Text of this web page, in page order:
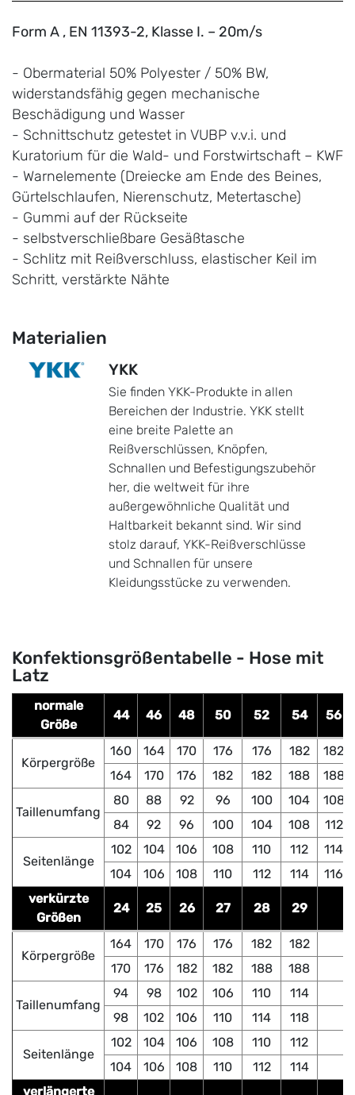
Form A , EN 11393-2, Klasse I. – 20m/s
- Obermaterial 50% Polyester / 50% BW,
widerstandsfähig gegen mechanische
Beschädigung und Wasser
- Schnittschutz getestet in VUBP v.v.i. und
Kuratorium für die Wald- und Forstwirtschaft – KWF
- Warnelemente (Dreiecke am Ende des Beines,
Gürtelschlaufen, Nierenschutz, Metertasche)
- Gummi auf der Rückseite
- selbstverschließbare Gesäßtasche
- Schlitz mit Reißverschluss, elastischer Keil im
Schritt, verstärkte Nähte
Materialien
YKK
Sie finden YKK-Produkte in allen
Bereichen der Industrie. YKK stellt
eine breite Palette an
Reißverschlüssen, Knöpfen,
Schnallen und Befestigungszubehör
her, die weltweit für ihre
außergewöhnliche Qualität und
Haltbarkeit bekannt sind. Wir sind
stolz darauf, YKK-Reißverschlüsse
und Schnallen für unsere
Kleidungsstücke zu verwenden.
Konfektionsgrößentabelle - Hose mit
Latz
normale
Größe
44 46 48 50 52 54 56
Körpergröße
160 164 170 176 176 182
182
164
170 176 182 182 188 188
Taillenumfang
80 88 92 96 100 104
108
84
92 96 100 104 108 112
Seitenlänge
102 104 106 108 110 112
114
104
106 108 110 112 114
116
verkürzte
Größen
24 25 26 27 28 29
Körpergröße
164 170 176 176 182
182
170
176 182 182 188 188
Taillenumfang
94 98 102 106 110
114
98
102 106 110 114 118
Seitenlänge
102 104 106 108 110
112
104
106 108 110 112
114
verlängerte